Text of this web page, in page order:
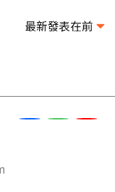
最新發表在前